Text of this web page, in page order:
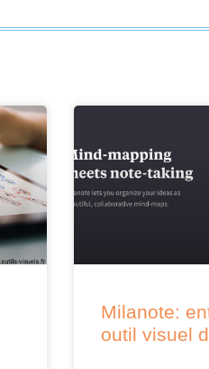
Milanote:
outil visuel